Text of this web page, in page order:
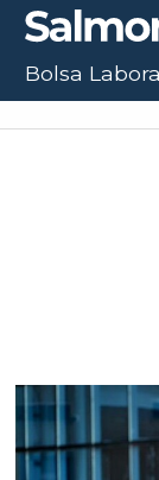
Tag:
Bolsa